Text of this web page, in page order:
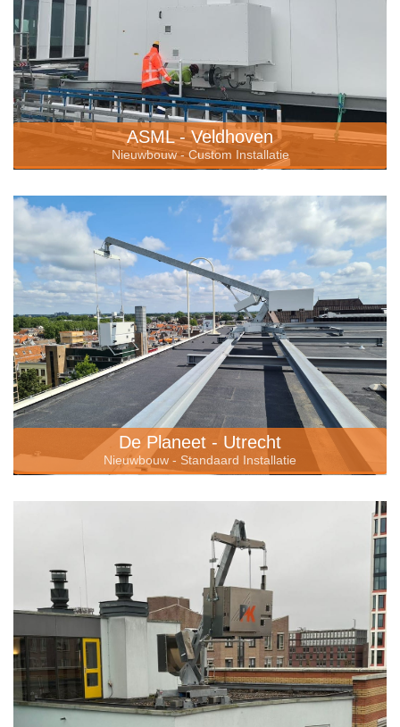
ASML - Veldhoven
Nieuwbouw - Custom Installatie
De Planeet - Utrecht
Nieuwbouw - Standaard Installatie